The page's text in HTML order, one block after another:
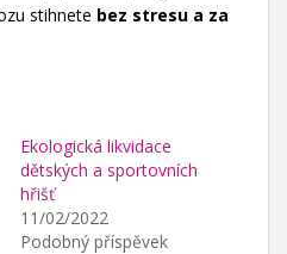
stihnete bez stresu a za
Ekologická likvidace
dětských a sportovních
hřišť
11/02/2022
Podobný příspěvek